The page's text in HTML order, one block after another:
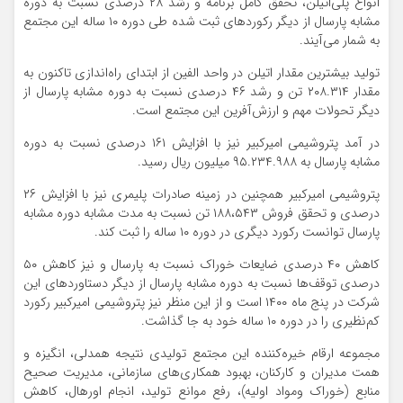
مشابه پارسال از دیگر رکوردهای ثبت شده طی دوره ۱۰ ساله این مجتمع
به شمار می‌آیند.
تولید بیشترین مقدار اتیلن در واحد الفین از ابتدای راه‌اندازی تاکنون به
مقدار ۲۰۸.۳۱۴ تن و رشد ۴۶ درصدی نسبت به دوره مشابه پارسال از
دیگر تحولات مهم و ارزش‌آفرین این مجتمع است.
در آمد پتروشیمی امیرکبیر نیز با افزایش ۱۶۱ درصدی نسبت به دوره
مشابه پارسال به ۹۵.۲۳۴.۹۸۸ میلیون ریال رسید.
پتروشیمی امیرکبیر همچنین در زمینه صادرات پلیمری نیز با افزایش ۲۶
درصدی و تحقق فروش ۱۸۸،۵۴۳ تن نسبت به مدت مشابه دوره مشابه
پارسال توانست رکورد دیگری در دوره ۱۰ ساله را ثبت کند.
کاهش ۴۰ درصدی ضایعات خوراک نسبت به پارسال و نیز کاهش ۵۰
درصدی توقف‌ها نسبت به دوره مشابه پارسال از دیگر دستاوردهای این
شرکت در پنج ماه ۱۴۰۰ است و از این منظر نیز پتروشیمی امیرکبیر رکورد
کم‌نظیری را در دوره ۱۰ ساله خود به جا گذاشت.
مجموعه ارقام خیره‌کننده این مجتمع تولیدی نتیجه همدلی، انگیزه و
همت مدیران و کارکنان، بهبود همکاری‌های سازمانی، مدیریت صحیح
منابع (خوراک ومواد اولیه)، رفع موانع تولید، انجام اورهال، کاهش